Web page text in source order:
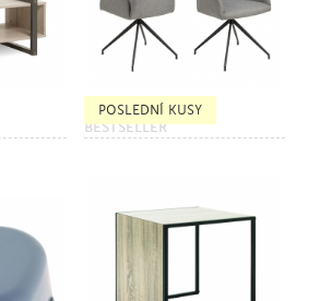
POSLEDNÍ KUSY
BESTSELLER